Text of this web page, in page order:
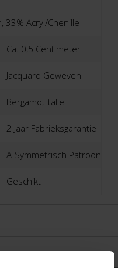
33% Acryl/Chenille
Ca. 0,5 Centimeter
Jacquard Geweven
Bergamo, Italië
2 Jaar Fabrieksgarantie
A-Symmetrisch Patroon
Geschikt